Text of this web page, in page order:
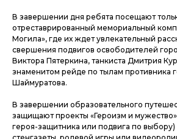
В завершении дня ребята посещают
отреставрированный мемориальный
Могила», где их ждет увлекательный
свершения подвигов освободителей
Виктора Пятеркина, танкиста Дмитрия
знаменитом рейде по тылам противника
Шаймуратова.
В завершении образовательного
защищают проекты «Героизм и
героя-защитника или подвига по выбору)